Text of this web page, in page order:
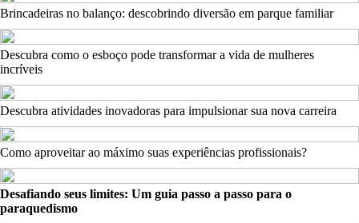
Brincadeiras no balanço: descobrindo diversão em parque familiar
Descubra como o esboço pode transformar a vida de mulheres
incríveis
Descubra atividades inovadoras para impulsionar sua nova carreira
Como aproveitar ao máximo suas experiências profissionais?
Desafiando seus limites: Um guia passo a passo para o
paraquedismo